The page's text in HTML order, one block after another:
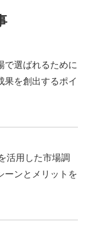
で選ばれるために
果を創出するポイ
活用した市場調
ーンとメリットを